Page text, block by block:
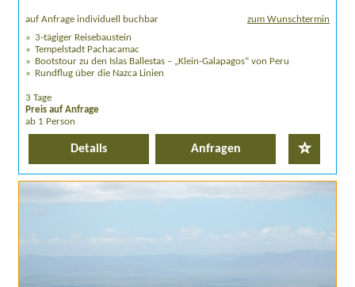
auf Anfrage individuell buchbar
zum Wunschtermin
3-tägiger Reisebaustein
Tempelstadt Pachacamac
Bootstour zu den Islas Ballestas – „Klein-Galapagos“ von Peru
Rundflug über die Nazca Linien
3 Tage
Preis auf Anfrage
ab 1 Person
Details Anfragen